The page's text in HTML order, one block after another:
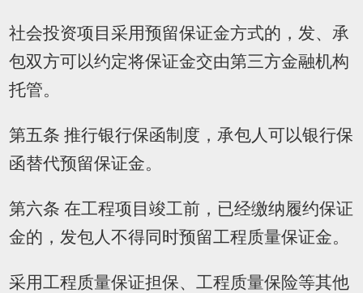
社会投资项目采用预留保证金方式的，发、承
包双方可以约定将保证金交由第三方金融机构
托管。
第五条 推行银行保函制度，承包人可以银行保
函替代预留保证金。
第六条 在工程项目竣工前，已经缴纳履约保证
金的，发包人不得同时预留工程质量保证金。
采用工程质量保证担保、工程质量保险等其他